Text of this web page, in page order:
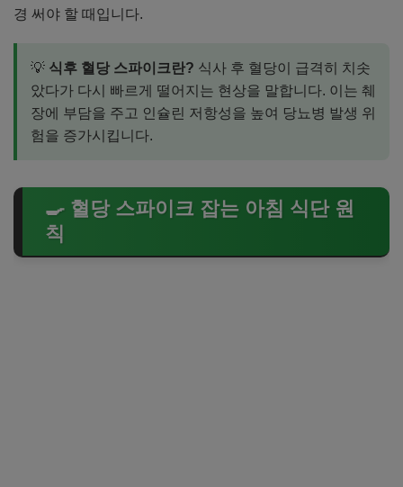
경 써야 할 때입니다.
💡 식후 혈당 스파이크란? 식사 후 혈당이 급격히 치솟
았다가 다시 빠르게 떨어지는 현상을 말합니다. 이는 췌
장에 부담을 주고 인슐린 저항성을 높여 당뇨병 발생 위
험을 증가시킵니다.
🍳 혈당 스파이크 잡는 아침 식단 원
칙